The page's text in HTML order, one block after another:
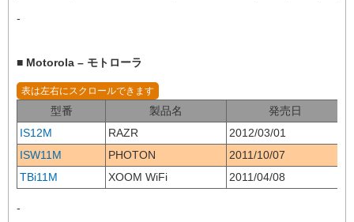
-
■ Motorola – モトローラ
型番 製品名
発売日
IS12M
RAZR 2012/03/01
ISW11M
PHOTON 2011/10/07
TBi11M
XOOM WiFi 2011/04/08
-